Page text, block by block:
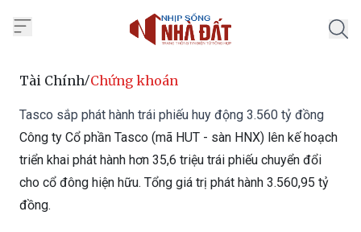
Tài Chính/Chứng khoán
Tasco sắp phát hành trái phiếu huy động 3.560 tỷ đồng
Công ty Cổ phần Tasco (mã HUT - sàn HNX) lên kế hoạch
triển khai phát hành hơn 35,6 triệu trái phiếu chuyển đổi
cho cổ đông hiện hữu. Tổng giá trị phát hành 3.560,95 tỷ
đồng.